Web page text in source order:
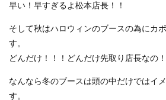
早い！早すぎるよ松本店長！！
そして秋はハロウィンのブースの為にカ
す。
どんだけ！！！どんだけ先取り店長なの！
なんなら冬のブースは頭の中だけではイ
す。